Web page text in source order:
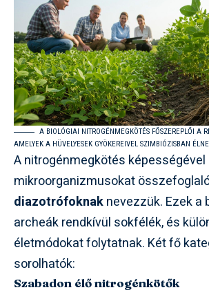
A BIOLÓGIAI NITROGÉNMEGKÖTÉS FŐSZEREPLŐI A
AMELYEK A HÜVELYESEK GYÖKEREIVEL SZIMBIÓZISBAN
A nitrogénmegkötés
mikroorganizmusokat
diazotrófoknaknevezzük. Ezek a
archeák rendkívül sokfélék, és
életmódokat folytatnak. Két fő
sorolhatók:
Szabadon élő nitrogénkötők